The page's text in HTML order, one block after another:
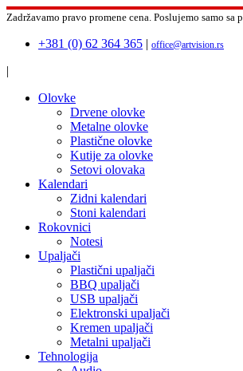
Zadržavamo pravo promene cena. Poslujemo samo sa
+381 (0) 62 364 365 | office@artvision.rs
|
Olovke
Drvene olovke
Metalne olovke
Plastične olovke
Kutije za olovke
Setovi olovaka
Kalendari
Zidni kalendari
Stoni kalendari
Rokovnici
Notesi
Upaljači
Plastični upaljači
BBQ upaljači
USB upaljači
Elektronski upaljači
Kremen upaljači
Metalni upaljači
Tehnologija